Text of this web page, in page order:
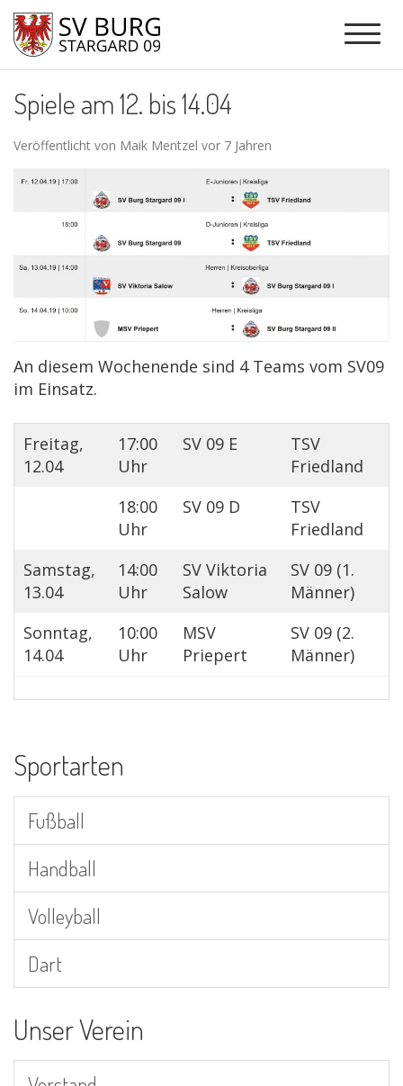
Spiele am 12. bis 14.04
Veröffentlicht von Maik Mentzel vor 7 Jahren
An diesem Wochenende sind 4 Teams vom SV09
im Einsatz.
Freitag,
12.04
17:00
Uhr
SV 09 E
TSV
Friedland
18:00
Uhr
SV 09 D
TSV
Friedland
Samstag,
13.04
14:00
Uhr
SV Viktoria
Salow
SV 09 (1.
Männer)
Sonntag,
14.04
10:00
Uhr
MSV
Priepert
SV 09 (2.
Männer)
Sportarten
Fußball
Handball
Volleyball
Dart
Unser Verein